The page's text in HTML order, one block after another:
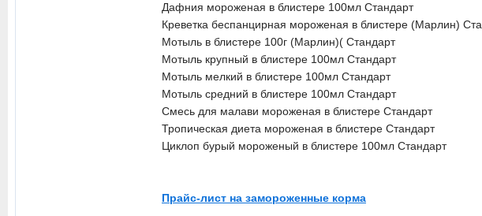
Дафния мороженая в блистере 100мл Стандарт
Креветка беспанцирная мороженая в блистере (Марлин)
Мотыль в блистере 100г (Марлин)( Стандарт
Мотыль крупный в блистере 100мл Стандарт
Мотыль мелкий в блистере 100мл Стандарт
Мотыль средний в блистере 100мл Стандарт
Смесь для малави мороженая в блистере Стандарт
Тропическая диета мороженая в блистере Стандарт
Циклоп бурый мороженый в блистере 100мл Стандарт
Прайс-лист на замороженные корма